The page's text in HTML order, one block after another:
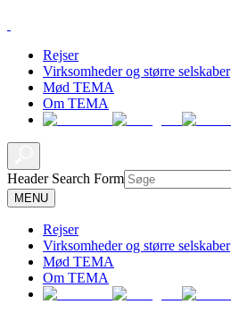
Rejser
Virksomheder og større selskaber
Mød TEMA
Om TEMA
Header Search Form
MENU
Rejser
Virksomheder og større selskaber
Mød TEMA
Om TEMA